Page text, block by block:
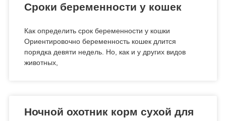
Сроки беременности у кошек
Как определить срок беременности у кошки
Ориентировочно беременность кошек длится
порядка девяти недель. Но, как и у других видов
животных,
Ночной охотник корм сухой для